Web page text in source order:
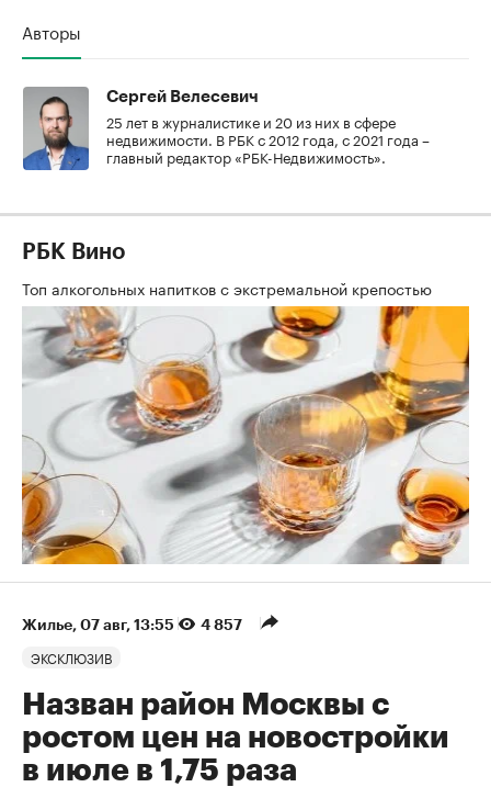
Авторы
Сергей Велесевич
25 лет в журналистике и 20 из них в сфере
недвижимости. В РБК с 2012 года, с 2021 года –
главный редактор «РБК-Недвижимость».
РБК Вино
Топ алкогольных напитков с экстремальной крепостью
Жилье 07 авг, 13:55 4 857
ЭКСКЛЮЗИВ
Назван район Москвы с
ростом цен на новостройки
в июле в 1,75 раза